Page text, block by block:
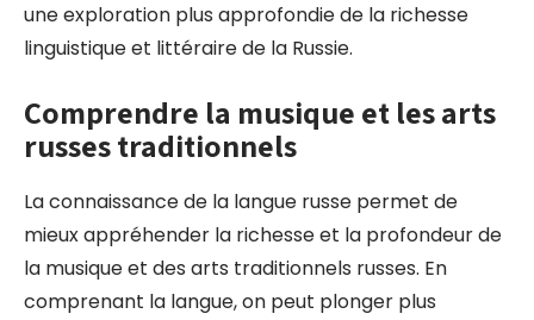
une exploration plus approfondie de la richesse
linguistique et littéraire de la Russie.
Comprendre la musique et les arts
russes traditionnels
La connaissance de la langue russe permet de
mieux appréhender la richesse et la profondeur de
la musique et des arts traditionnels russes. En
comprenant la langue, on peut plonger plus